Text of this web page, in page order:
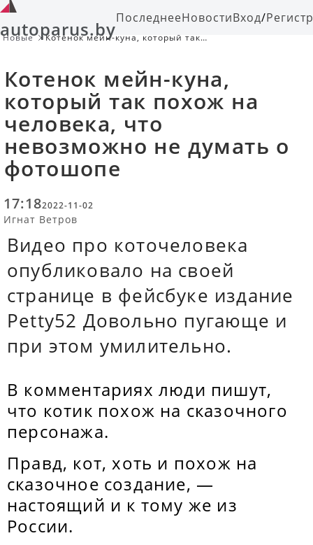
autoparus.byПоследнееНовостиВход/
Новые
Котенок мейн-куна, который так
Котенок мейн-куна,
который так похож на
человека, что
невозможно не думать о
фотошопе
17:182022-11-02
Игнат Ветров
Видео про коточеловека
опубликовало на своей
странице в фейсбуке издание
Petty52 Довольно пугающе и
при этом умилительно.
В комментариях люди пишут,
что котик похож на сказочного
персонажа.
Правд, кот, хоть и похож на
сказочное создание, —
настоящий и к тому же из
России.